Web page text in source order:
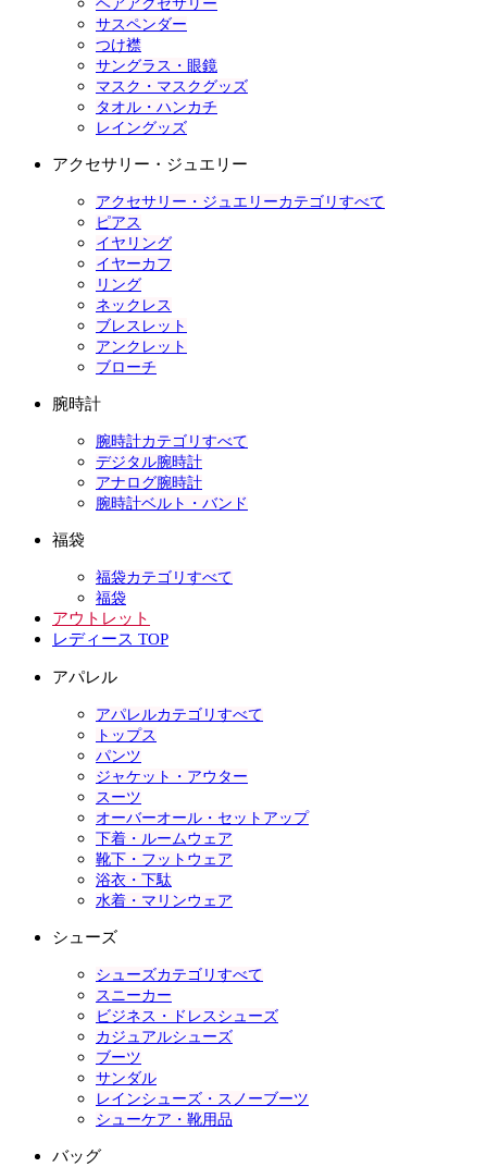
ヘアアクセサリー
サスペンダー
つけ襟
サングラス・眼鏡
マスク・マスクグッズ
タオル・ハンカチ
レイングッズ
アクセサリー・ジュエリー
アクセサリー・ジュエリーカテゴリすべて
ピアス
イヤリング
イヤーカフ
リング
ネックレス
ブレスレット
アンクレット
ブローチ
腕時計
腕時計カテゴリすべて
デジタル腕時計
アナログ腕時計
腕時計ベルト・バンド
福袋
福袋カテゴリすべて
福袋
アウトレット
レディース TOP
アパレル
アパレルカテゴリすべて
トップス
パンツ
ジャケット・アウター
スーツ
オーバーオール・セットアップ
下着・ルームウェア
靴下・フットウェア
浴衣・下駄
水着・マリンウェア
シューズ
シューズカテゴリすべて
スニーカー
ビジネス・ドレスシューズ
カジュアルシューズ
ブーツ
サンダル
レインシューズ・スノーブーツ
シューケア・靴用品
バッグ